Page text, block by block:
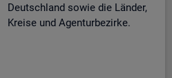
Deutsch­land sowie die Län­der,
Krei­se und Agen­tur­be­zir­ke.